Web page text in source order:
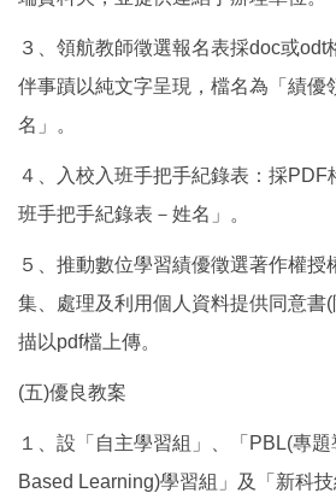
３、領航教師徵選報名表採doc或odt
伴事蹟以純文字呈現，檔名為「績優
名」。
４、入校入班手把手紀錄表：採PDF
班手把手紀錄表－姓名」。
５、推動數位學習績優徵選著作權授
集、處理及利用個人資料提供同意書
描以pdf檔上傳。
(五)優良教案
１、設「自主學習組」、「PBL(專
Based Learning)學習組」及「新科